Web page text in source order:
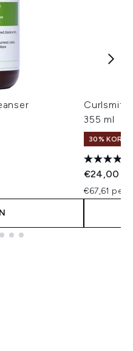
355 ml
30%
€24,00
€67,61 per L